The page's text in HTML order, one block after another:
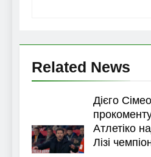
Related News
Дієго
Атлетіко
Лізі